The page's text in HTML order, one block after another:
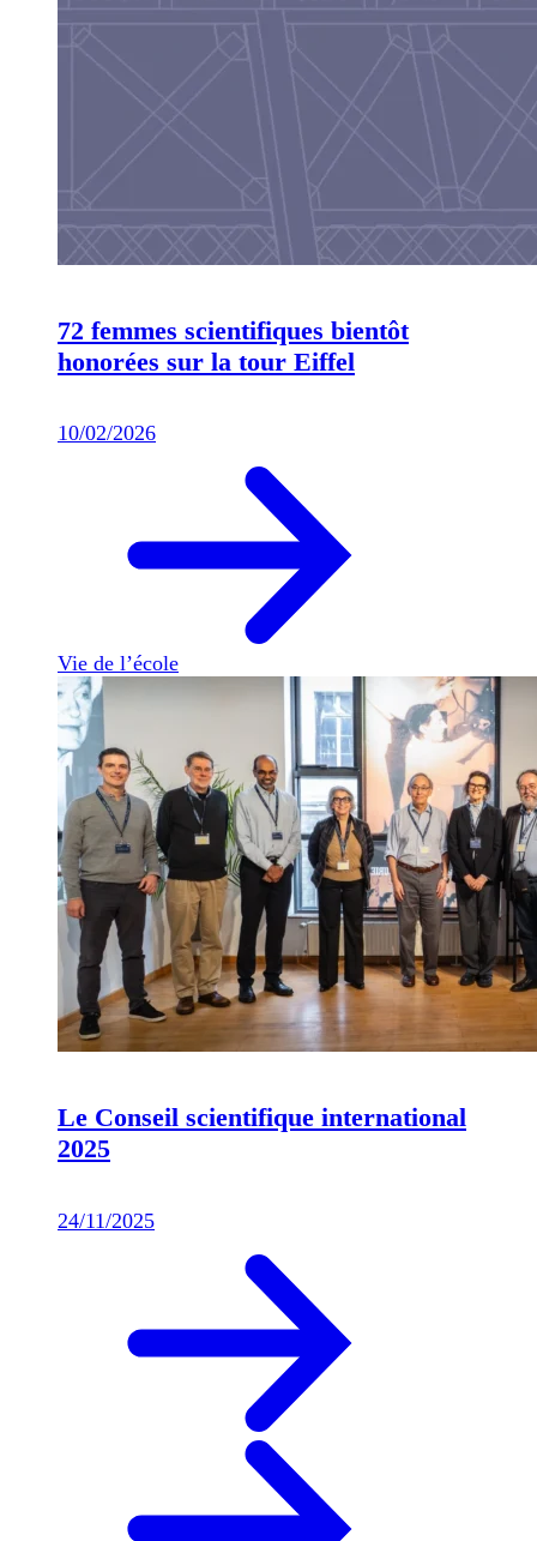
72 femmes scientifiques bientôt
honorées sur la tour Eiffel
10/02/2026
Vie de l’école
Le Conseil scientifique international
2025
24/11/2025